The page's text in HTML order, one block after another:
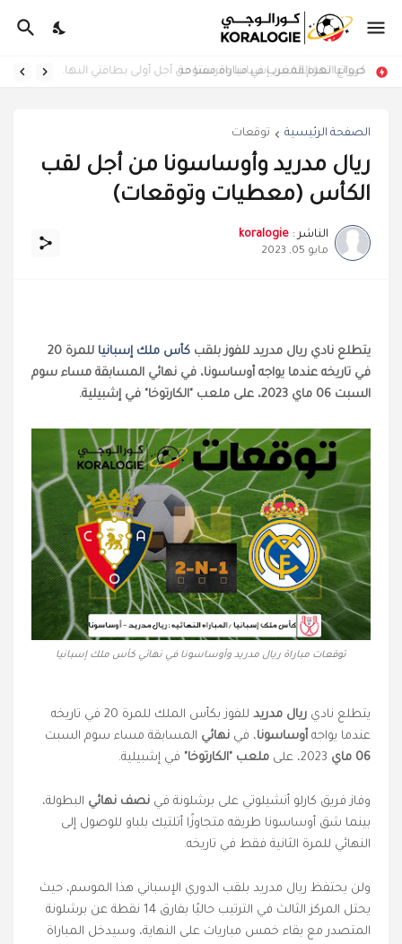
كرواتيا تهزم المغرب في مباراة مفتوحة
الصفحة الرئيسية توقعات
ريال مدريد وأوساسونا من أجل لقب
الكأس (معطيات وتوقعات)
الناشر : koralogie
مايو 05, 2023
يتطلع نادي ريال مدريد للفوز بلقب كأس ملك إسبانيا
للمرة 20
في تاريخه عندما يواجه أوساسونا، في نهائي المسابقة مساء سوم
السبت 06 ماي 2023، على ملعب "الكارتوخا" في إشبيلية.
توقعات مباراة ريال مدريد وأوساسونا في نهائي كأس ملك إسبانيا
يتطلع نادي ريال مدريد
للفوز بكأس الملك للمرة 20 في تاريخه
عندما يواجه أوساسونا، في نهائي المسابقة مساء سوم السبت
06 ماي
2023، على ملعب "الكارتوخا" في إشبيلية.
وفاز فريق كارلو أنشيلوتي على برشلونة في نصف نهائي البطولة،
بينما شق أوساسونا طريقه متجاوزًا أتلتيك بلباو للوصول إلى
النهائي للمرة الثانية فقط في تاريخه.
ولن يحتفظ ريال مدريد بلقب الدوري الإسباني هذا الموسم، حيث
يحتل المركز الثالث في الترتيب حاليًا بفارق 14 نقطة عن برشلونة
المتصدر مع بقاء خمس مباريات على النهاية، وسيدخل المباراة